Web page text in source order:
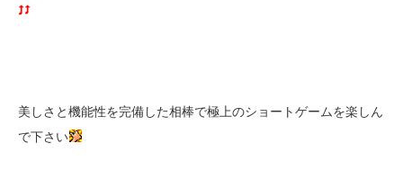
美しさと機能性を完備した相棒で極上のショートゲームを楽しん
で下さい